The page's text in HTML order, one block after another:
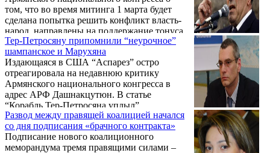
в начале заседания Национального
собрания Армении выступил лидер
оппозиционной партии «Наследие» Раффи
Ованнисян.
том, что во время митинга 1 марта будет
сделана попытка решить конфликт власть-
народ, направлены на поддержание тонуса
оппозиционного электората. Такое мнение
в беседе с корреспондентом Новости
Армении - NEWS.am выразил эксперт Иван
Гарибян.
Тер-Петросяну припомнили “неурочное”
шампанское и Марухяна
Издающаяся в США “Аспарез” остро
отреагировала на недавнюю критику
Армянского национального конгресса в
адрес АРФ Дашнакцутюн. В статье
“Корабль Тер-Петросяна уплыл”
(американский вариант поговорки “поезд
уже ушел”) редактор английской версии
газеты Ара Хачатурян припоминает былые
“заслуги” экс-президента, ныне вставшего в
Развод между правящей коалицией начался
со дня подписания «брачного контракта»
Подписание нового коалиционного
меморандума тремя правящими силами –